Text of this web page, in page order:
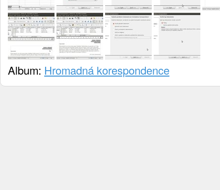
Album: Hromadná korespondence